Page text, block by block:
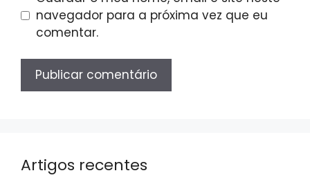
navegador para a próxima vez que eu
comentar.
Artigos recentes